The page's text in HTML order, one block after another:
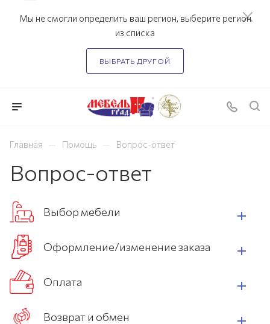
Мы не смогли определить ваш регион, выберите регион
из списка
ВЫБРАТЬ ДРУГОЙ
Главная — Помощь — Вопрос-ответ
Вопрос-ответ
Выбор мебели
Оформление/изменение заказа
Оплата
Возврат и обмен